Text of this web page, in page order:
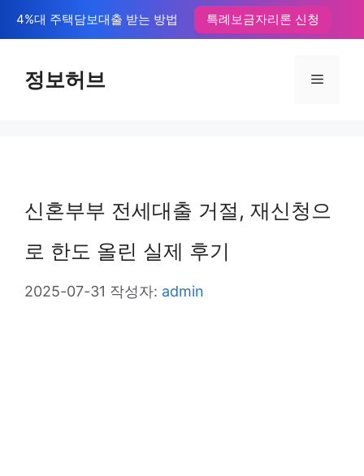
텐
4%대 주택담보대출 받는 방법 특례보금자리론 신청
정보허브 메
신혼부부 전세대출 거절, 재신청으
로 한도 올린 실제 후기
2025-07-31 작성자: admin